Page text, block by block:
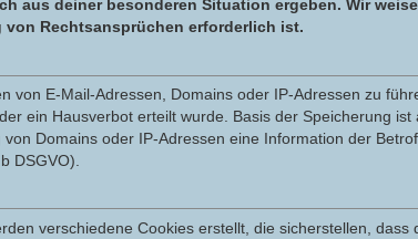
aus deiner besonderen Situation ergeben. Wir
Rechtsansprüchen erforderlich ist.
von E-Mail-Adressen, Domains oder IP-Adressen zu
ein Hausverbot erteilt wurde. Basis der Speicherung
Domains oder IP-Adressen eine Information der
DSGVO).
verschiedene Cookies erstellt, die sicherstellen,